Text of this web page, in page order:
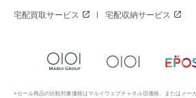
宅配買取サービス 宅配収納サービス
※セール商品の比較対象価格はマルイウェブチャネル旧価格、またはメー